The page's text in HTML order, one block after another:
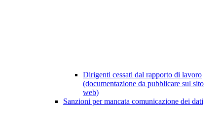
Dirigenti cessati dal rapporto di lavoro
(documentazione da pubblicare sul sito
web)
Sanzioni per mancata comunicazione dei dati